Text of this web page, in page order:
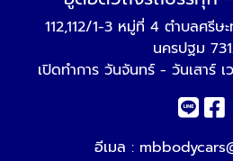
112,112/1-3 หมู่ที่ 4 ตำบลศรีษ
นครปฐม
เปิดทำการ วันจันทร์ - วันเสาร์
อีเมล :